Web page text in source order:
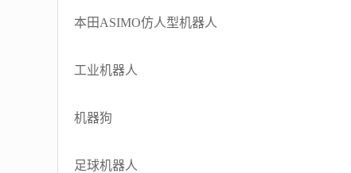
本田ASIMO仿人型机器人
工业机器人
机器狗
足球机器人